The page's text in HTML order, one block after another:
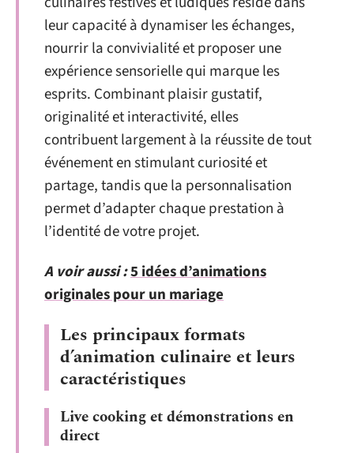
leur capacité à dynamiser les échanges,
nourrir la convivialité et proposer une
expérience sensorielle qui marque les
esprits. Combinant plaisir gustatif,
originalité et interactivité, elles
contribuent largement à la réussite de tout
événement en stimulant curiosité et
partage, tandis que la personnalisation
permet d’adapter chaque prestation à
l’identité de votre projet.
A voir aussi :5 idées d’animations
originales pour un mariage
Les principaux formats
d’animation culinaire et leurs
caractéristiques
Live cooking et démonstrations en
direct